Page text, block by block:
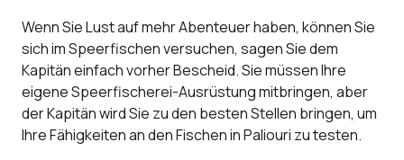
Wenn Sie Lust auf mehr Abenteuer haben, können Sie
sich im Speerfischen versuchen, sagen Sie dem
Kapitän einfach vorher Bescheid. Sie müssen Ihre
eigene Speerfischerei-Ausrüstung mitbringen, aber
der Kapitän wird Sie zu den besten Stellen bringen, um
Ihre Fähigkeiten an den Fischen in Paliouri zu testen.